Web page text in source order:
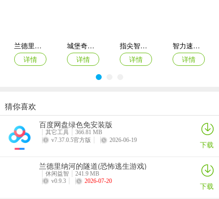
1、本棋牌为每位玩家专门配备了客服，做到一秒反馈，十秒解决。
3、多样游戏玩法可以让所有玩家都容易上手，找得到自己最爱的玩
法。
4、内置诸多的游戏玩法，无论你喜欢什么类型的棋牌类型都可以找
到。
兰德里纳河的隧道(恐怖逃生游戏)
详情
城堡奇袭最新安卓版
详情
指尖智力狂欢最新安卓版
详情
智力速战营最新安卓版
详情
挖个金矿最新安卓版
详情
全民消箭头(箭头消除领红包)
详情
菇菇种植日记
大雄生化危机复刻(哆啦A梦冒险游戏)
猜你喜欢
百度网盘绿色免安装版
其它工具
366.81 MB
v7.37.0.5官方版
2026-06-19 下载
兰德里纳河的隧道(恐怖逃生游戏)
休闲益智
241.9 MB
v0.9.3
2026-07-20 下载